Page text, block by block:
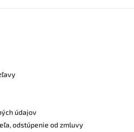
údajov
odstúpenie od zmluvy